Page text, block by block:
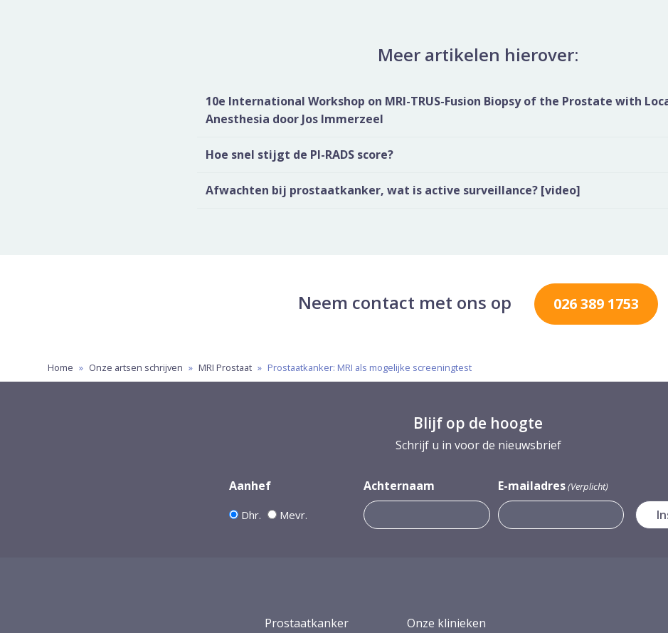
Meer artikelen hierover:
10e International Workshop on MRI-TRUS-Fusion Biopsy of the Prostate with
Anesthesia door Jos Immerzeel
Hoe snel stijgt de PI-RADS score?
Afwachten bij prostaatkanker, wat is active surveillance? [video]
Neem contact met ons op 026 389 1753
Home » Onze artsen schrijven » MRI Prostaat » Prostaatkanker: MRI als mogelijke screeningtest
Blijf op de hoogte
Schrijf u in voor de nieuwsbrief
Aanhef
Dhr. Mevr.
Achternaam E-mailadres(Verplicht)
Prostaatkanker Onze klinieken